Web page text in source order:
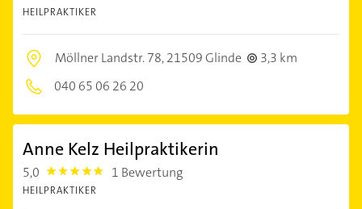
HEILPRAKTIKER
Möllner Landstr. 78,21509 Glinde
3,3 km
040 65 06 26 20
Anne Kelz Heilpraktikerin
5,0 5.0 1 Bewertung
HEILPRAKTIKER